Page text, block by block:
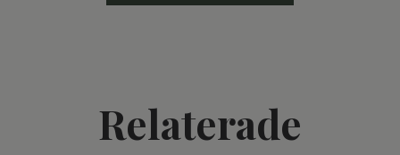
Relaterade